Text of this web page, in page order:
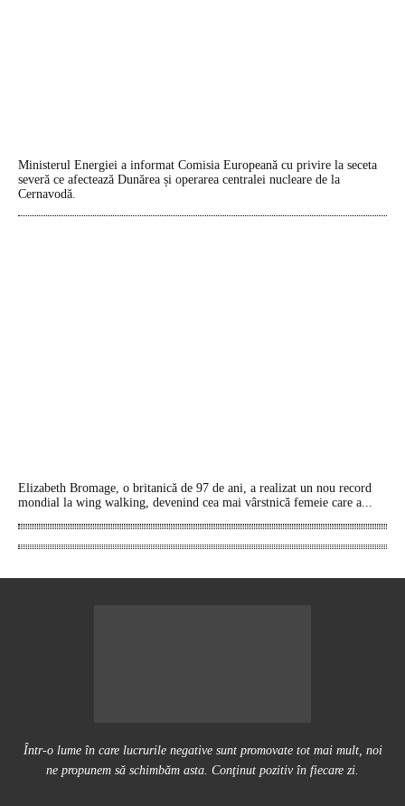
Ministerul Energiei a informat Comisia Europeană cu privire la seceta
severă ce afectează Dunărea și operarea centralei nucleare de la
Cernavodă.
Elizabeth Bromage, o britanică de 97 de ani, a realizat un nou record
mondial la wing walking, devenind cea mai vârstnică femeie care a...
Într-o lume în care lucrurile negative sunt promovate tot mai mult, noi
ne propunem să schimbăm asta. Conţinut pozitiv în fiecare zi.